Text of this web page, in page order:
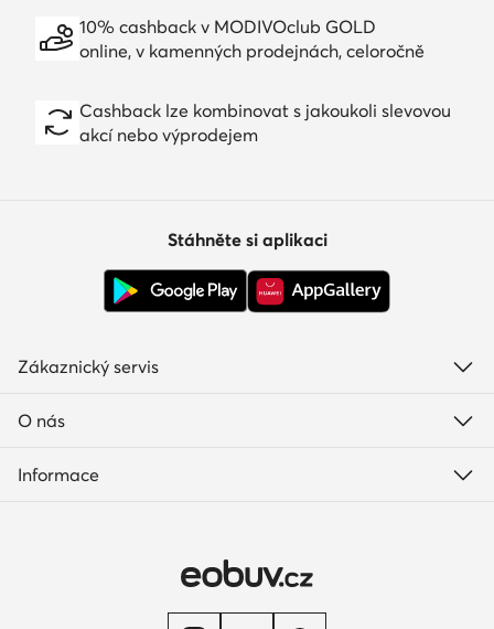
10% cashback v MODIVOclub GOLD
online, v kamenných prodejnách, celoročně
Cashback lze kombinovat s jakoukoli slevovou
akcí nebo výprodejem
Stáhněte si aplikaci
Zákaznický servis
O nás
Informace